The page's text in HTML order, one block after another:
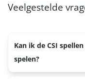
Veelgestelde
Kan ik de CSI
spelen?